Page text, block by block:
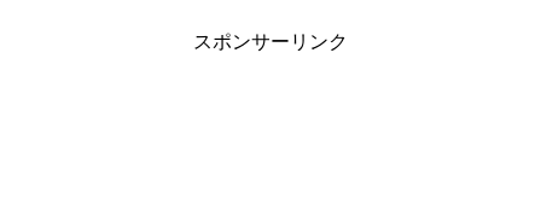
スポンサーリンク